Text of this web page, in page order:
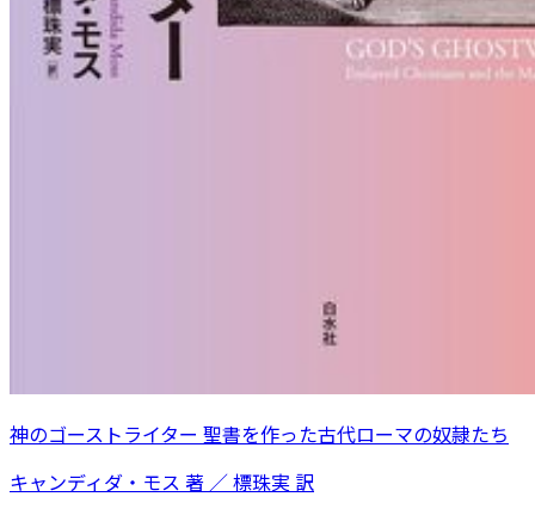
神のゴーストライター 聖書を作った古代ローマの奴隷たち
キャンディダ・モス 著 ／ 標珠実 訳